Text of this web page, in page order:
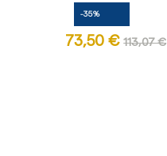
-35%
73,50 € 113,07 €